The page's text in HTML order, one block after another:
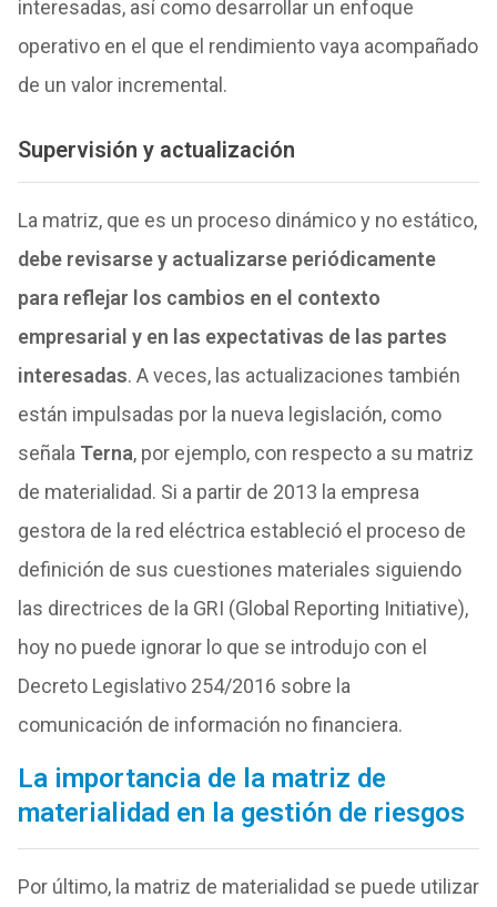
interesadas, así como desarrollar un enfoque
operativo en el que el rendimiento vaya acompañado
de un valor incremental.
Supervisión y actualización
La matriz, que es un proceso dinámico y no estático,
debe revisarse y actualizarse periódicamente
para reflejar los cambios en el contexto
empresarial y en las expectativas de las partes
interesadas. A veces, las actualizaciones también
están impulsadas por la nueva legislación, como
señala Terna, por ejemplo, con respecto a su matriz
de materialidad. Si a partir de 2013 la empresa
gestora de la red eléctrica estableció el proceso de
definición de sus cuestiones materiales siguiendo
las directrices de la GRI (Global Reporting Initiative),
hoy no puede ignorar lo que se introdujo con el
Decreto Legislativo 254/2016 sobre la
comunicación de información no financiera.
La importancia de la matriz de
materialidad en la gestión de riesgos
Por último, la matriz de materialidad se puede utilizar